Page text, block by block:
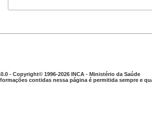
- Copyright© 1996-2026 INCA - Ministério da Saúde
contidas nessa página é permitida sempre e